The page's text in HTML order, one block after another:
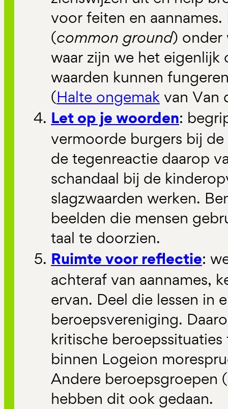
voor feiten en
(common ground) onder
waar zijn we het eigenlijk
waarden kunnen
(Halte ongemak van Van
Let op je woorden:
vermoorde burgers bij de
de tegenreactie daarop
schandaal bij de
slagzwaarden werken.
beelden die mensen
taal te doorzien.
Ruimte voor reflectie:
achteraf van aannames,
ervan. Deel die lessen in
beroepsvereniging.
kritische
binnen Logeion
Andere beroepsgroepen
hebben dit ook gedaan.